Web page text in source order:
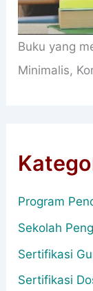
Buku yang
Minimalis,
Program
Sekolah
Sertifikasi
Sertifikasi